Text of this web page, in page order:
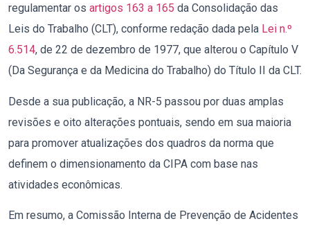
regulamentar os artigos 163 a 165 da Consolidação das
Leis do Trabalho (CLT), conforme redação dada pela Lei n.º
6.514, de 22 de dezembro de 1977, que alterou o Capítulo V
(Da Segurança e da Medicina do Trabalho) do Título II da CLT.
Desde a sua publicação, a NR-5 passou por duas amplas
revisões e oito alterações pontuais, sendo em sua maioria
para promover atualizações dos quadros da norma que
definem o dimensionamento da CIPA com base nas
atividades econômicas.
Em resumo, a Comissão Interna de Prevenção de Acidentes